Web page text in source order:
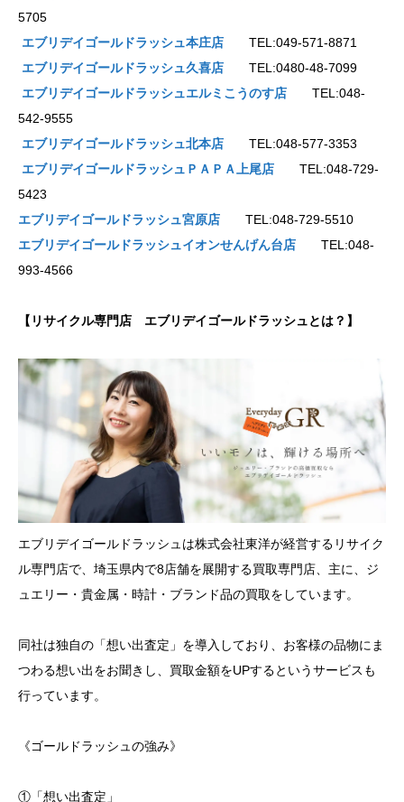
5705
エブリデイゴールドラッシュ本庄店 TEL:049-571-8871
エブリデイゴールドラッシュ久喜店 TEL:0480-48-7099
エブリデイゴールドラッシュエルミこうのす店 TEL:048-
542-9555
エブリデイゴールドラッシュ北本店
TEL:048-577-3353
エブリデイゴールドラッシュＰＡＰＡ上尾店 TEL:048-729-
5423
エブリデイゴールドラッシュ宮原店 TEL:048-729-5510
エブリデイゴールドラッシュイオンせんげん台店 TEL:048-
993-4566
【リサイクル専門店 エブリデイゴールドラッシュとは？】
エブリデイゴールドラッシュは株式会社東洋が経営するリサイク
ル専門店で、埼玉県内で8店舗を展開する買取専門店、主に、ジ
ュエリー・貴金属・時計・ブランド品の買取をしています。
同社は独自の「想い出査定」を導入しており、お客様の品物にま
つわる想い出をお聞きし、買取金額をUPするというサービスも
行っています。
《ゴールドラッシュの強み》
①「想い出査定」